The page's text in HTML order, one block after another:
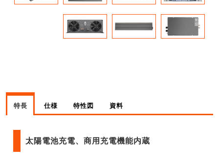
特長 仕様 特性図 資料
太陽電池充電、商用充電機能内蔵